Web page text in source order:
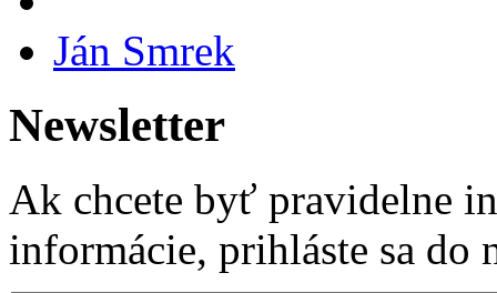
Ján Smrek
Newsletter
Ak chcete byť pravidelne
informácie, prihláste sa do